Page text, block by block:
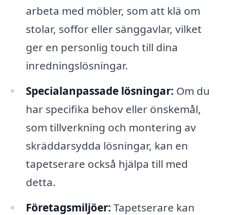
arbeta med möbler, som att klä om
stolar, soffor eller sänggavlar, vilket
ger en personlig touch till dina
inredningslösningar.
Specialanpassade lösningar: Om du
har specifika behov eller önskemål,
som tillverkning och montering av
skräddarsydda lösningar, kan en
tapetserare också hjälpa till med
detta.
Företagsmiljöer: Tapetserare kan